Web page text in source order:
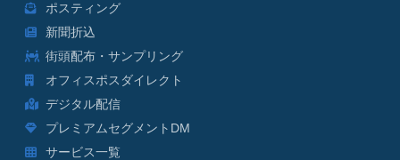
ポスティング
新聞折込
街頭配布・サンプリング
オフィスポスダイレクト
デジタル配信
プレミアムセグメントDM
サービス一覧